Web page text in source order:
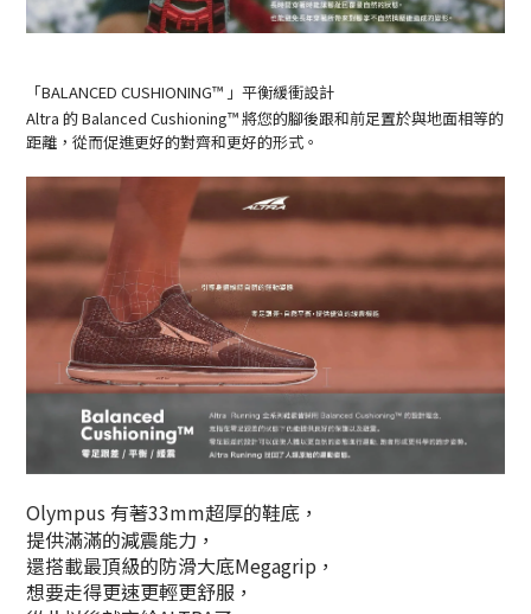
「BALANCED CUSHIONING™ 」平衡緩衝設計
Altra 的Balanced Cushioning™將您的腳後跟和前足置於與地面相等的
距離，從而促進更好的對齊和更好的形式。
Olympus 有著33mm超厚的鞋底，
提供滿滿的減震能力，
還搭載最頂級的防滑大底Megagrip，
想要走得更速更輕更舒服，